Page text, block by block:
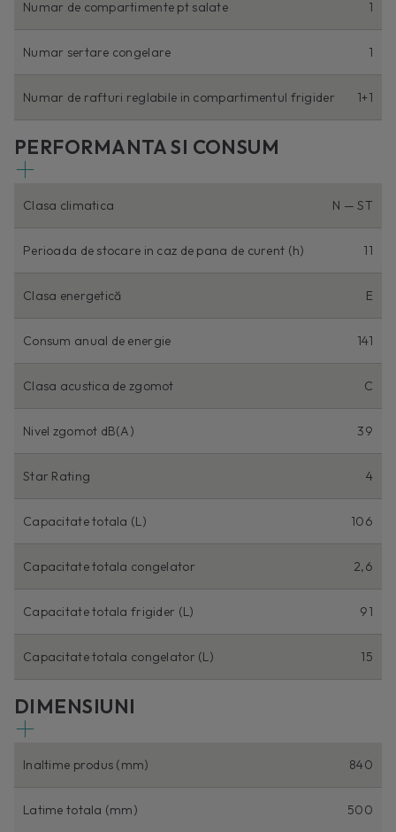
Numar de compartimente pt salate 1
Numar sertare congelare 1
Numar de rafturi reglabile in compartimentul frigider 1+1
PERFORMANTA SI CONSUM
Clasa climatica N — ST
Perioada de stocare in caz de pana de curent (h) 11
Clasa energetică E
Consum anual de energie 141
Clasa acustica de zgomot C
Nivel zgomot dB(A) 39
Star Rating 4
Capacitate totala (L) 106
Capacitate totala congelator 2,6
Capacitate totala frigider (L) 91
Capacitate totala congelator (L) 15
DIMENSIUNI
Inaltime produs (mm) 840
Latime totala (mm) 500